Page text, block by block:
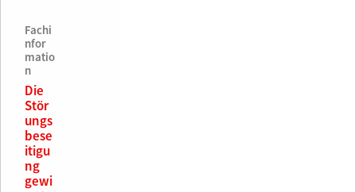
Fachi
nfor
matio
n
Die
Stör
ungs
bese
itigu
ng
gewi